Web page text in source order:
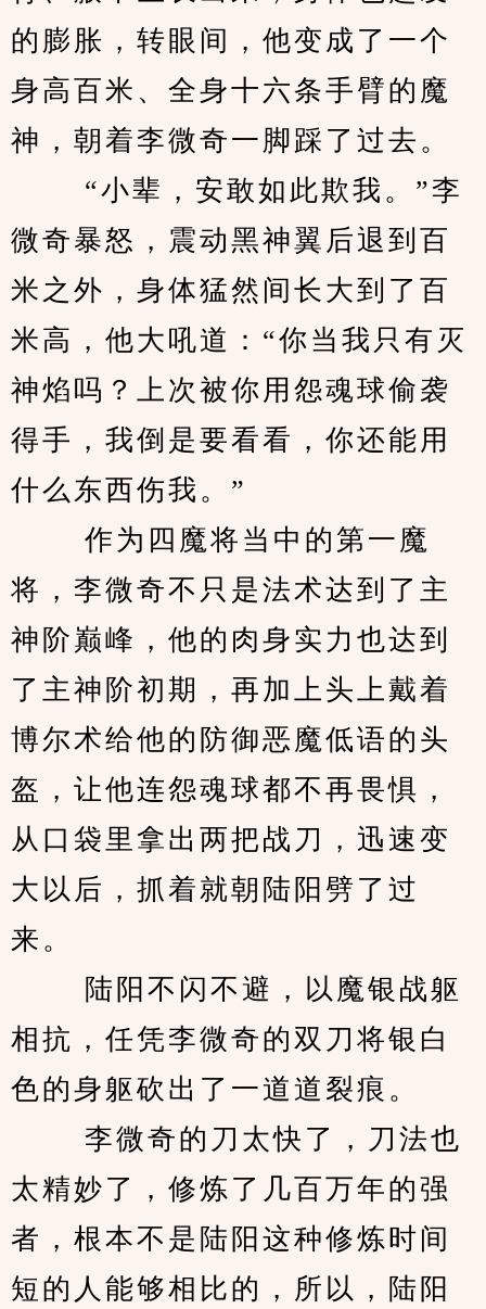
的膨胀，转眼间，他变成了一个
身高百米、全身十六条手臂的魔
神，朝着李微奇一脚踩了过去。
微奇暴怒，震动黑神翼后退到百
米之外，身体猛然间长大到了百
米高，他大吼道：“你当我只有灭
神焰吗？上次被你用怨魂球偷袭
得手，我倒是要看看，你还能用
什么东西伤我。”
将，李微奇不只是法术达到了主
神阶巅峰，他的肉身实力也达到
了主神阶初期，再加上头上戴着
博尔术给他的防御恶魔低语的头
盔，让他连怨魂球都不再畏惧，
从口袋里拿出两把战刀，迅速变
大以后，抓着就朝陆阳劈了过
来。
相抗，任凭李微奇的双刀将银白
色的身躯砍出了一道道裂痕。
太精妙了，修炼了几百万年的强
者，根本不是陆阳这种修炼时间
短的人能够相比的，所以，陆阳